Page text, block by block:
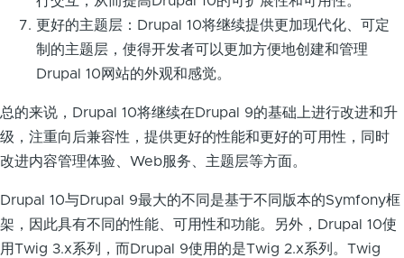
更好的主题层：Drupal 10将继续提供更加现代化、可定
制的主题层，使得开发者可以更加方便地创建和管理
Drupal 10网站的外观和感觉。
总的来说，Drupal 10将继续在Drupal 9的基础上进行改进和升
级，注重向后兼容性，提供更好的性能和更好的可用性，同时
改进内容管理体验、Web服务、主题层等方面。
Drupal 10与Drupal 9最大的不同是基于不同版本的Symfony框
架，因此具有不同的性能、可用性和功能。另外，Drupal 10使
用Twig 3.x系列，而Drupal 9使用的是Twig 2.x系列。Twig